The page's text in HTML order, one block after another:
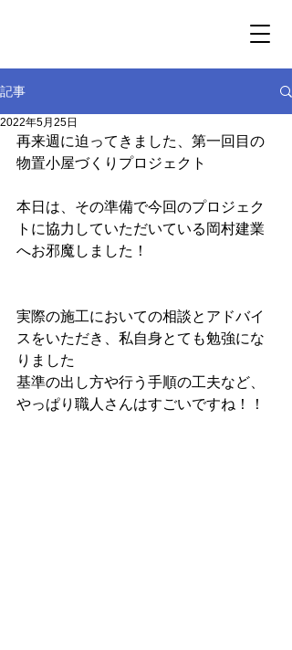
記事
2022年5月25日
再来週に迫ってきました、第一回目の
物置小屋づくりプロジェクト
本日は、その準備で今回のプロジェク
トに協力していただいている岡村建業
へお邪魔しました！
実際の施工においての相談とアドバイ
スをいただき、私自身とても勉強にな
りました
基準の出し方や行う手順の工夫など、
やっぱり職人さんはすごいですね！！